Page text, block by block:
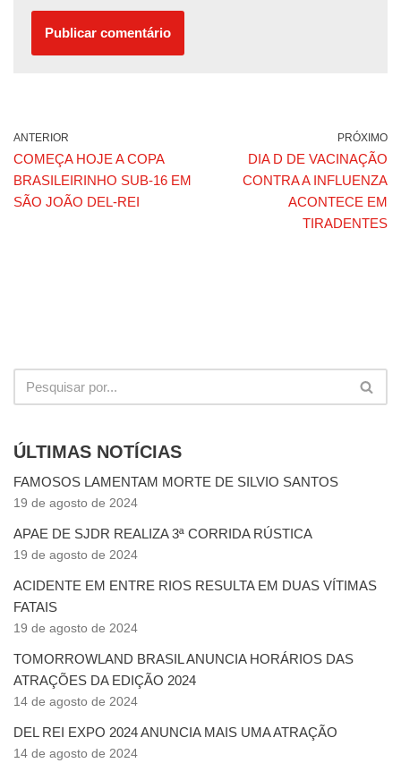
ANTERIOR
COMEÇA HOJE A COPA
BRASILEIRINHO SUB-16 EM
SÃO JOÃO DEL-REI
PRÓXIMO
DIA D DE VACINAÇÃO
CONTRA A INFLUENZA
ACONTECE EM
TIRADENTES
ÚLTIMAS NOTÍCIAS
FAMOSOS LAMENTAM MORTE DE SILVIO SANTOS
19 de agosto de 2024
APAE DE SJDR REALIZA 3ª CORRIDA RÚSTICA
19 de agosto de 2024
ACIDENTE EM ENTRE RIOS RESULTA EM DUAS VÍTIMAS
FATAIS
19 de agosto de 2024
TOMORROWLAND BRASIL ANUNCIA HORÁRIOS DAS
ATRAÇÕES DA EDIÇÃO 2024
14 de agosto de 2024
DEL REI EXPO 2024 ANUNCIA MAIS UMA ATRAÇÃO
14 de agosto de 2024